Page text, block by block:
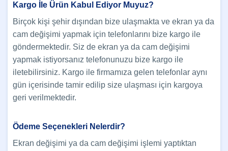
Kargo İle Ürün Kabul Ediyor Muyuz?
Birçok kişi şehir dışından bize ulaşmakta ve ekran ya da
cam değişimi yapmak için telefonlarını bize kargo ile
göndermektedir. Siz de ekran ya da cam değişimi
yapmak istiyorsanız telefonunuzu bize kargo ile
iletebilirsiniz. Kargo ile firmamıza gelen telefonlar aynı
gün içerisinde tamir edilip size ulaşması için kargoya
geri verilmektedir.
Ödeme Seçenekleri Nelerdir?
Ekran değişimi ya da cam değişimi işlemi yaptıktan